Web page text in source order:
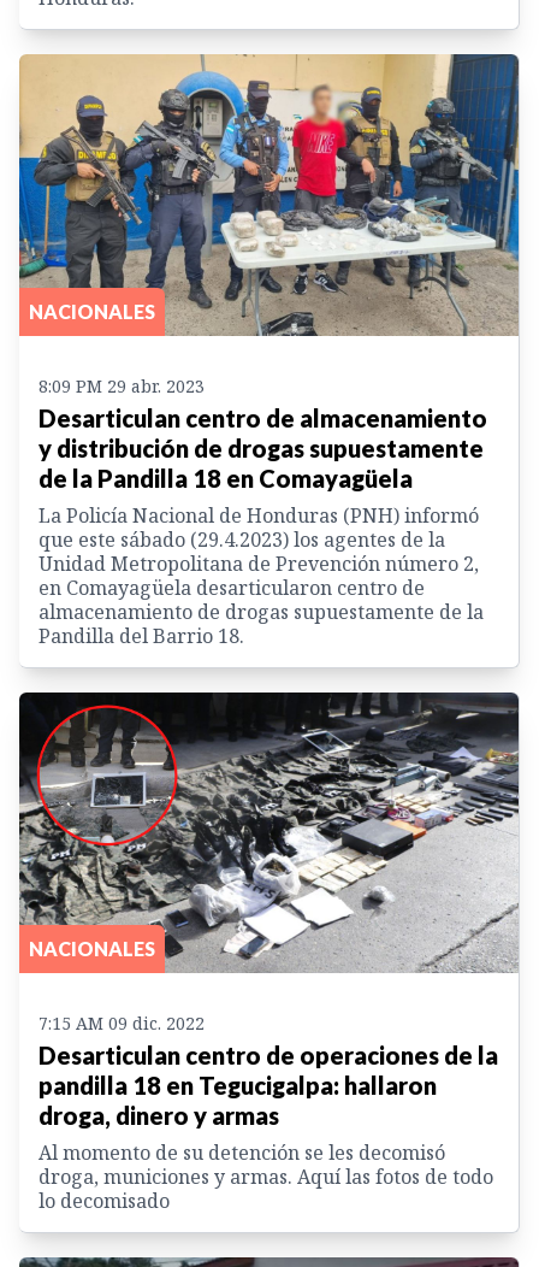
NACIONALES
8:09 PM 29 abr. 2023
Desarticulan centro de almacenamiento
y distribución de drogas supuestamente
de la Pandilla 18 en Comayagüela
La Policía Nacional de Honduras (PNH) informó
que este sábado (29.4.2023) los agentes de la
Unidad Metropolitana de Prevención número 2,
en Comayagüela desarticularon centro de
almacenamiento de drogas supuestamente de la
Pandilla del Barrio 18.
NACIONALES
7:15 AM 09 dic. 2022
Desarticulan centro de operaciones de la
pandilla 18 en Tegucigalpa: hallaron
droga, dinero y armas
Al momento de su detención se les decomisó
droga, municiones y armas. Aquí las fotos de todo
lo decomisado